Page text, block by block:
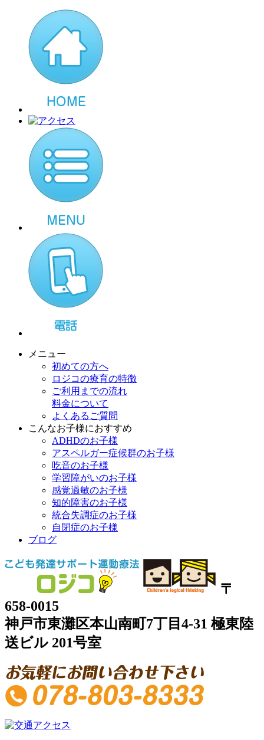
メニュー
初めての方へ
ロジコの療育の特徴
ご利用までの流れ
料金について
よくあるご質問
こんなお子様におすすめ
ADHDのお子様
アスペルガー症候群のお子様
吃音のお子様
学習障がいのお子様
感覚過敏のお子様
知的障害のお子様
統合失調症のお子様
自閉症のお子様
ブログ
〒
658-0015
神戸市東灘区本山南町7丁目4-31 極東陸
送ビル 201号室